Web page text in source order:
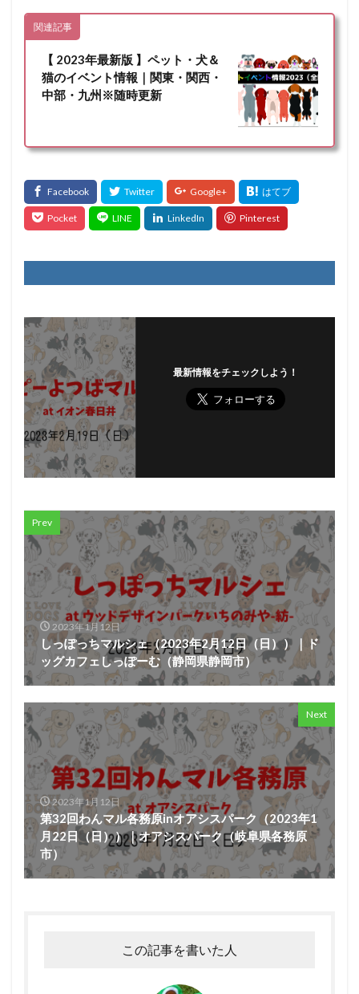
関連記事
【 2023年最新版 】ペット・犬＆
猫のイベント情報｜関東・関西・
中部・九州※随時更新
最新情報をチェックしよう！
Prev
2023年1月12日
しっぽっちマルシェ（2023年2月12日（日））｜ド
ッグカフェしっぽーむ（静岡県静岡市）
Next
2023年1月12日
第32回わんマル各務原inオアシスパーク（2023年1
月22日（日））｜オアシスパーク（岐阜県各務原
市）
この記事を書いた人